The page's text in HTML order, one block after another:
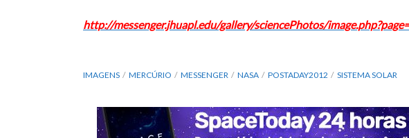
http://messenger.jhuapl.edu/gallery/sciencePhotos/
IMAGENS MERCÚRIO MESSENGER NASA POSTADAY2012 SISTEMA SOLAR